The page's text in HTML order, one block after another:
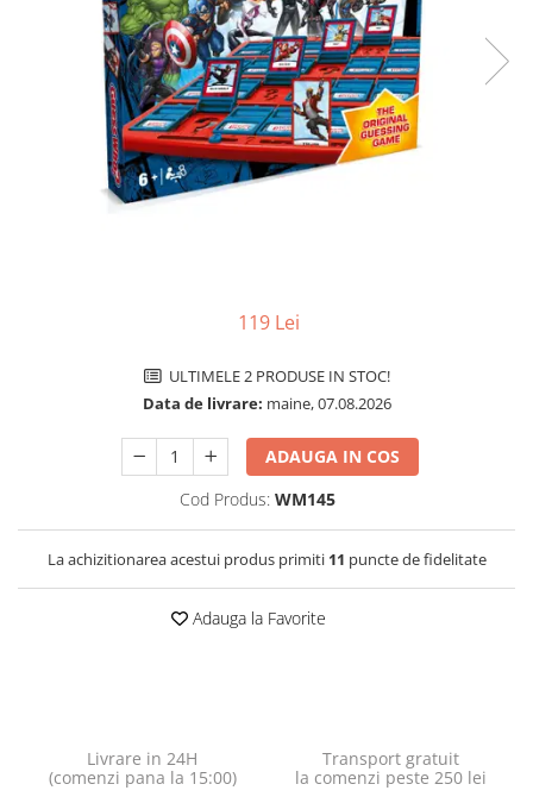
Jocuri pentru o persoana
Jocuri pentru 2 persoane
Game cunoscute
Carcassonne
Jocuri de societate in limba
Vezi toate jocurile de societate
Vezi toate produsele STEM
119 Lei
ULTIMELE 2 PRODUSE IN STOC!
Data de livrare: maine, 07.08.2026
ADAUGA IN COS
Cod Produs: WM145
La achizitionarea acestui produs primiti 11 puncte de fidelitate
Adauga la Favorite
Livrare in 24H
(comenzi pana la 15:00)
Transport gratuit
la comenzi peste 250 lei